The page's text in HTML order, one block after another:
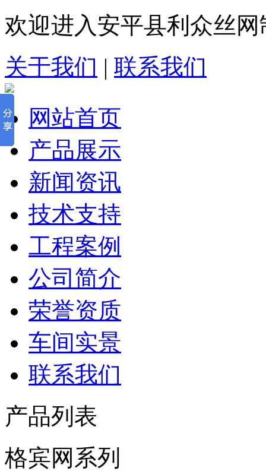
欢迎进入安平县利众丝
关于我们 | 联系我们
网站首页
产品展示
新闻资讯
技术支持
工程案例
公司简介
荣誉资质
车间实景
联系我们
产品列表
格宾网系列